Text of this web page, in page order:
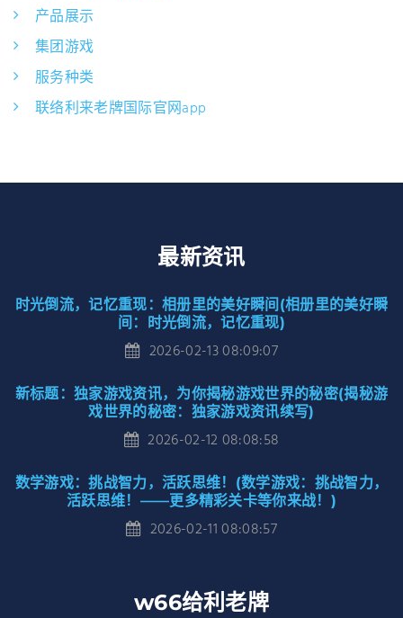
产品展示
集团游戏
服务种类
联络利来老牌国际官网app
最新资讯
时光倒流，记忆重现：相册里的美好瞬间(相册里的美好瞬
间：时光倒流，记忆重现)
2026-02-13 08:09:07
新标题：独家游戏资讯，为你揭秘游戏世界的秘密(揭秘游
戏世界的秘密：独家游戏资讯续写)
2026-02-12 08:08:58
数学游戏：挑战智力，活跃思维！(数学游戏：挑战智力，
活跃思维！——更多精彩关卡等你来战！)
2026-02-11 08:08:57
w66给利老牌